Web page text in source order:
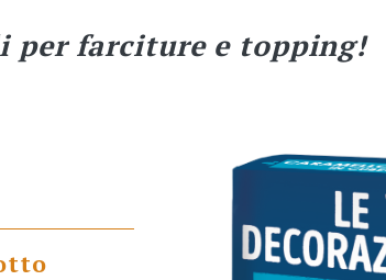
per farciture e topping!